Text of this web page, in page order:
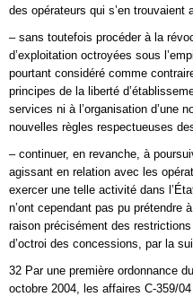
des opérateurs qui s’en trouvaient
– sans toutefois procéder à la
d’exploitation octroyées sous
pourtant considéré comme
principes de la liberté
services ni à l’organisation d’une
nouvelles règles respectueuses
– continuer, en revanche, à
agissant en relation avec les
exercer une telle activité dans
n’ont cependant pas pu prétendre
raison précisément des
d’octroi des concessions, par la
32 Par une première ordonnance
octobre 2004, les affaires C‑359/